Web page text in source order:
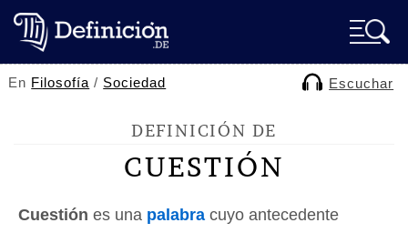
En Filosofía / Sociedad Escuchar
DEFINICIÓN DE
CUESTIÓN
Cuestión es una palabra cuyo antecedente